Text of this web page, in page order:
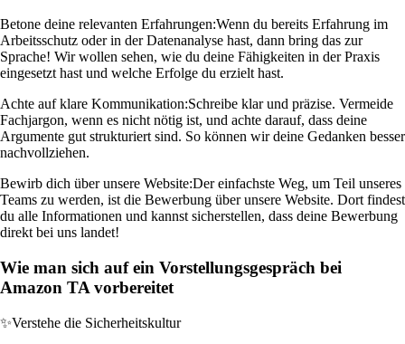
Betone deine relevanten Erfahrungen:Wenn du bereits Erfahrung im
Arbeitsschutz oder in der Datenanalyse hast, dann bring das zur
Sprache! Wir wollen sehen, wie du deine Fähigkeiten in der Praxis
eingesetzt hast und welche Erfolge du erzielt hast.
Achte auf klare Kommunikation:Schreibe klar und präzise. Vermeide
Fachjargon, wenn es nicht nötig ist, und achte darauf, dass deine
Argumente gut strukturiert sind. So können wir deine Gedanken besser
nachvollziehen.
Bewirb dich über unsere Website:Der einfachste Weg, um Teil unseres
Teams zu werden, ist die Bewerbung über unsere Website. Dort findest
du alle Informationen und kannst sicherstellen, dass deine Bewerbung
direkt bei uns landet!
Wie man sich auf ein Vorstellungsgespräch bei
Amazon TA vorbereitet
✨Verstehe die Sicherheitskultur